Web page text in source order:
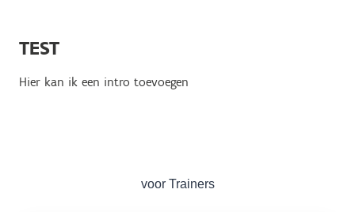
TEST
Hier kan ik een intro toevoegen